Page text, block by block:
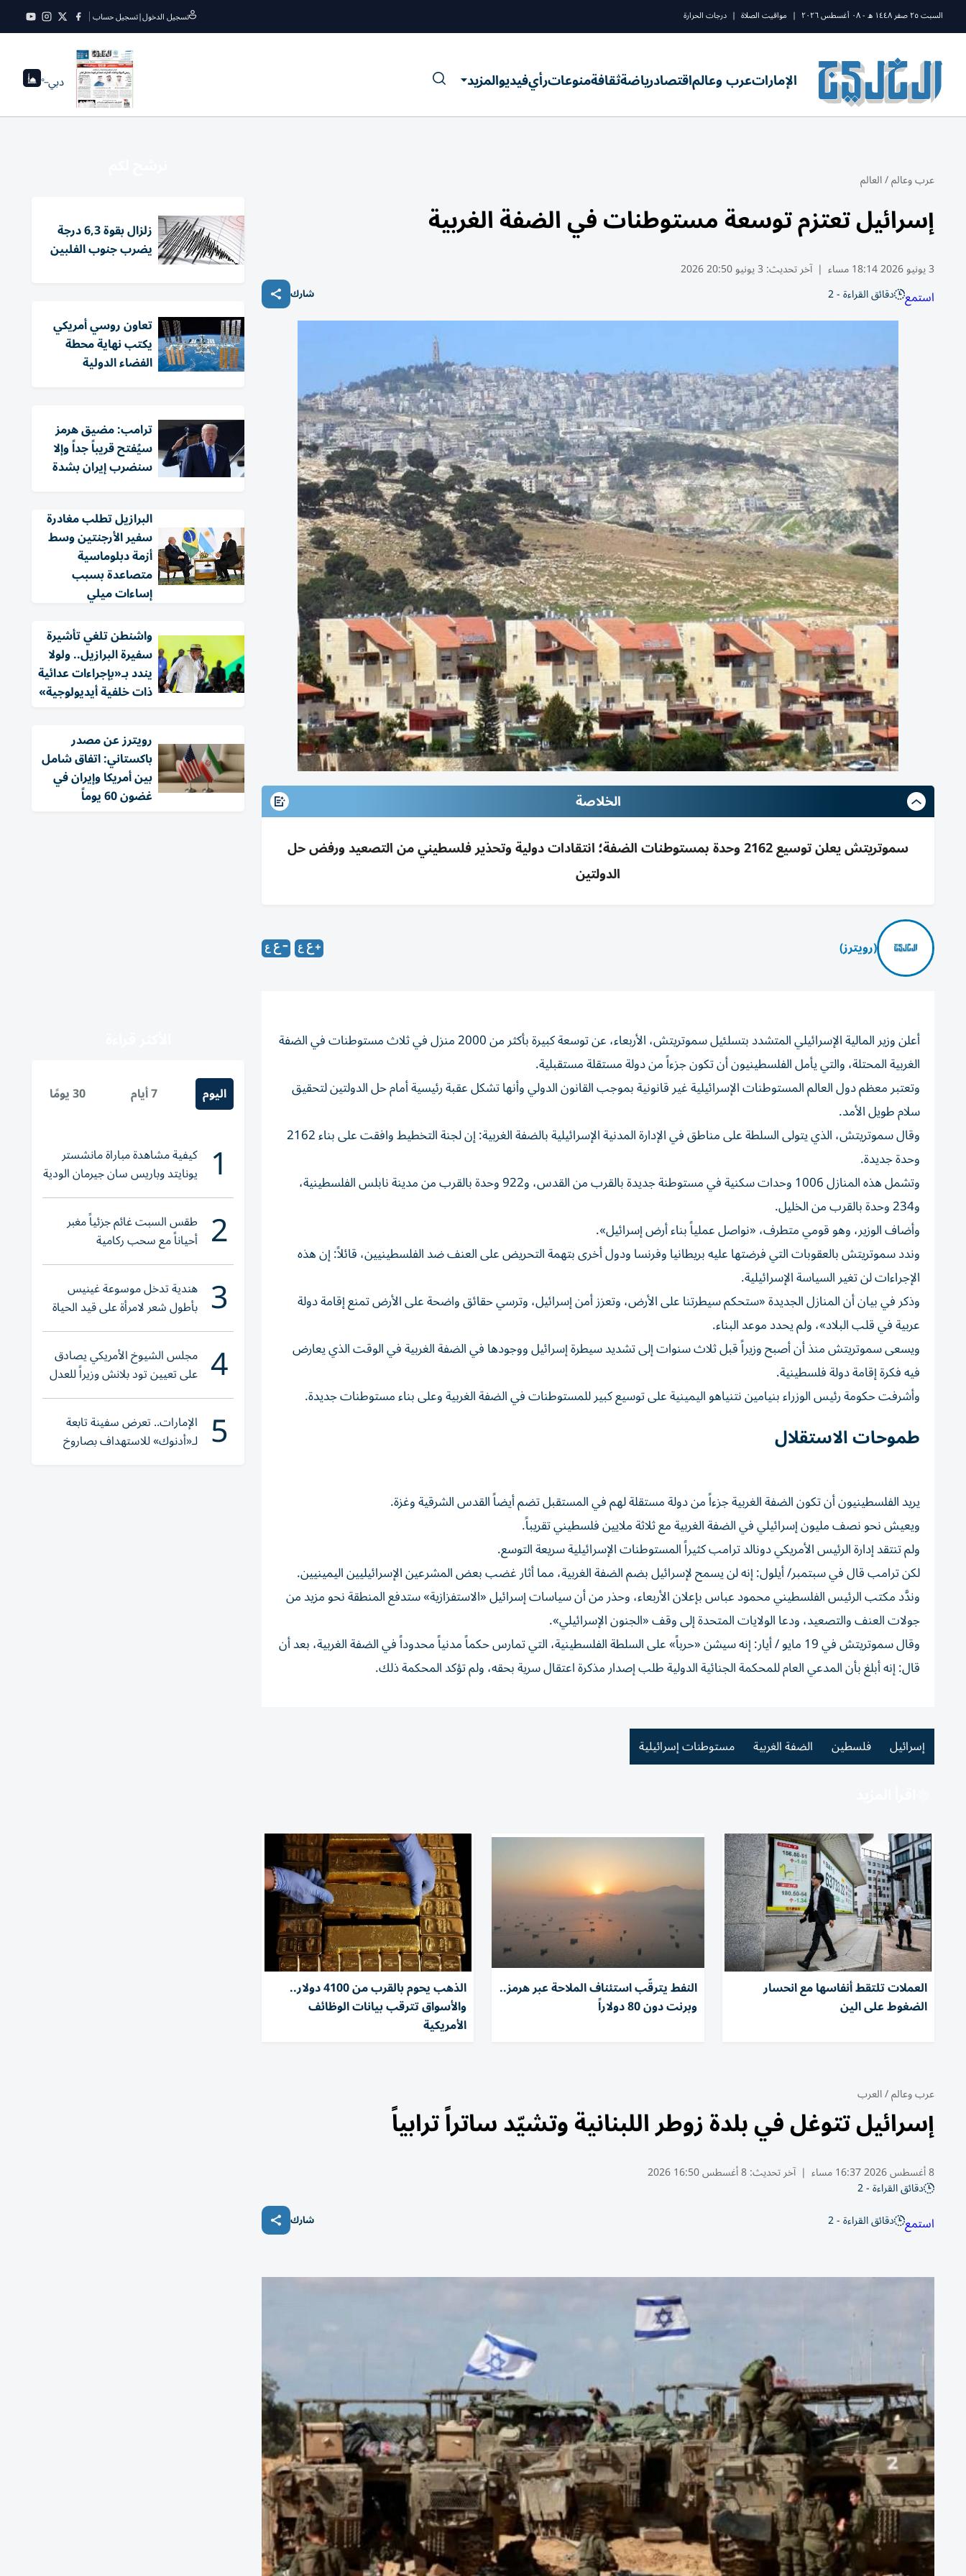
السبت ٢٥ صفر ١٤٤٨ ه - ٠٨ أغسطس ٢٠٢٦ | مواقيت الصلاة | درجات الحرارة تسجيل الدخول|تسجيل حساب
الإماراتعرب وعالماقتصادرياضةثقافةمنوعاترأيفيديوالمزيد دبي--°
عرب وعالم/العالم
إسرائيل تعتزم توسعة مستوطنات في الضفة الغربية
3 يونيو 2026 18:14 مساء | آخر تحديث: 3 يونيو 20:50 2026
استمع دقائق القراءة - 2 شارك
الخلاصة
سموتريتش يعلن توسيع 2162 وحدة بمستوطنات الضفة؛ انتقادات دولية وتحذير فلسطيني من التصعيد ورفض حل
الدولتين
(رويترز)
أعلن وزير ‌المالية الإسرائيلي المتشدد بتسلئيل سموتريتش، الأربعاء، عن توسعة كبيرة بأكثر من 2000 منزل في ​ثلاث مستوطنات في الضفة
الغربية المحتلة، والتي يأمل الفلسطينيون أن تكون ‌جزءاً من دولة مستقلة مستقبلية.
وتعتبر معظم ‌دول العالم المستوطنات الإسرائيلية غير قانونية بموجب القانون الدولي وأنها تشكل عقبة رئيسية أمام حل الدولتين لتحقيق
سلام طويل الأمد.
وقال سموتريتش، الذي يتولى السلطة على مناطق في الإدارة المدنية الإسرائيلية ‌بالضفة الغربية: إن لجنة التخطيط وافقت على بناء 2162
وحدة جديدة.
وتشمل هذه المنازل 1006 ⁠وحدات سكنية في مستوطنة جديدة بالقرب من القدس، و922 وحدة بالقرب من مدينة نابلس الفلسطينية،
و234 وحدة بالقرب من الخليل.
وأضاف الوزير، وهو قومي متطرف، «نواصل عملياً بناء أرض إسرائيل».
وندد سموتريتش بالعقوبات التي فرضتها عليه بريطانيا وفرنسا ودول أخرى بتهمة التحريض على العنف ضد الفلسطينيين، قائلاً: إن هذه
الإجراءات لن تغير السياسة الإسرائيلية.
وذكر في بيان أن المنازل الجديدة «ستحكم سيطرتنا ​على الأرض، وتعزز أمن إسرائيل، وترسي حقائق واضحة على الأرض تمنع إقامة دولة
عربية في قلب البلاد»، ولم يحدد موعد البناء.
ويسعى سموتريتش منذ أن أصبح وزيراً قبل ثلاث سنوات إلى تشديد سيطرة إسرائيل ووجودها في الضفة الغربية في الوقت الذي يعارض
⁠فيه فكرة إقامة دولة فلسطينية.
وأشرفت حكومة رئيس الوزراء بنيامين نتنياهو اليمينية على توسيع كبير للمستوطنات في الضفة الغربية وعلى بناء مستوطنات جديدة.
طموحات الاستقلال
يريد الفلسطينيون أن تكون الضفة الغربية جزءاً من ​دولة مستقلة لهم ‌في المستقبل تضم أيضاً القدس الشرقية وغزة.
ويعيش نحو نصف مليون إسرائيلي في ‌الضفة الغربية مع ثلاثة ملايين فلسطيني تقريباً.
ولم تنتقد إدارة الرئيس الأمريكي دونالد ترامب كثيراً المستوطنات الإسرائيلية سريعة التوسع.
لكن ترامب قال في سبتمبر/ أيلول: إنه لن يسمح لإسرائيل بضم الضفة الغربية، مما أثار ‌غضب بعض المشرعين ‌الإسرائيليين اليمينيين.
وندَّد مكتب الرئيس الفلسطيني محمود عباس بإعلان الأربعاء، وحذر من أن سياسات إسرائيل «الاستفزازية» ستدفع المنطقة نحو مزيد من
جولات العنف والتصعيد، ودعا الولايات ⁠المتحدة إلى وقف «الجنون الإسرائيلي».
وقال سموتريتش في 19 مايو / أيار: إنه سيشن «حرباً» على السلطة الفلسطينية، ​التي تمارس حكماً مدنياً محدوداً في الضفة الغربية، بعد أن
قال: إنه أبلغ بأن المدعي العام للمحكمة الجنائية الدولية طلب إصدار مذكرة اعتقال سرية بحقه، ⁠ولم تؤكد المحكمة ذلك.
إسرائيل فلسطين الضفة الغربية مستوطنات إسرائيلية
العملات تلتقط أنفاسها مع انحسار
الضغوط على الين
النفط يترقّب استئناف الملاحة عبر هرمز..
وبرنت دون 80 دولاراً
الذهب يحوم بالقرب من 4100 دولار..
والأسواق تترقب بيانات الوظائف
الأمريكية
عرب وعالم/العرب
إسرائيل تتوغل في بلدة زوطر اللبنانية وتشيّد ساتراً ترابياً
8 أغسطس 2026 16:37 مساء | آخر تحديث:8 أغسطس 16:50 2026
دقائق القراءة - 2
استمع دقائق القراءة - 2 شارك
زلزال بقوة 6,3 درجة
يضرب جنوب الفلبين
تعاون روسي أمريكي
يكتب نهاية محطة
الفضاء الدولية
ترامب: مضيق هرمز
سيُفتح قريباً جداً وإلا
سنضرب إيران بشدة
البرازيل تطلب مغادرة
سفير الأرجنتين وسط
أزمة دبلوماسية
متصاعدة بسبب
إساءات ميلي
واشنطن تلغي تأشيرة
سفيرة البرازيل.. ولولا
يندد بـ«بإجراءات عدائية
ذات خلفية أيديولوجية»
‏رويترز عن مصدر
باكستاني: اتفاق شامل
بين أمريكا وإيران في
غضون 60 يوماً
اليوم 7 أيام 30 يومًا
1 كيفية مشاهدة مباراة مانشستر
يونايتد وباريس سان جيرمان الودية
والقنوات الناقلة
2 طقس السبت غائم جزئياً مغبر
أحياناً مع سحب ركامية
3 هندية تدخل موسوعة غينيس
بأطول شعر لامرأة على قيد الحياة
4 مجلس الشيوخ الأمريكي يصادق
على تعيين تود بلانش وزيراً للعدل
5 الإمارات.. تعرض سفينة تابعة
لـ«أدنوك» للاستهداف بصاروخ